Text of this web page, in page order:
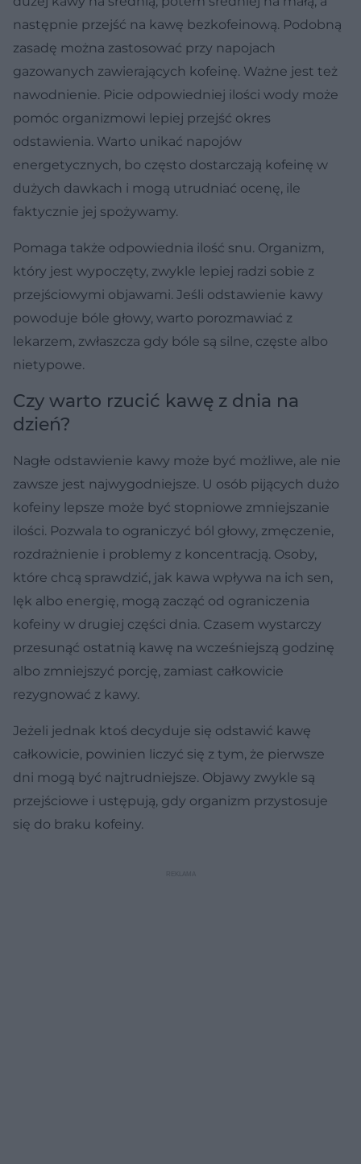
następnie przejść na kawę bezkofeinową. Podobną
zasadę można zastosować przy napojach
gazowanych zawierających kofeinę. Ważne jest też
nawodnienie. Picie odpowiedniej ilości wody może
pomóc organizmowi lepiej przejść okres
odstawienia. Warto unikać napojów
energetycznych, bo często dostarczają kofeinę w
dużych dawkach i mogą utrudniać ocenę, ile
faktycznie jej spożywamy.
Pomaga także odpowiednia ilość snu. Organizm,
który jest wypoczęty, zwykle lepiej radzi sobie z
przejściowymi objawami. Jeśli odstawienie kawy
powoduje bóle głowy, warto porozmawiać z
lekarzem, zwłaszcza gdy bóle są silne, częste albo
nietypowe.
Czy warto rzucić kawę z dnia na
dzień?
Nagłe odstawienie kawy może być możliwe, ale nie
zawsze jest najwygodniejsze. U osób pijących dużo
kofeiny lepsze może być stopniowe zmniejszanie
ilości. Pozwala to ograniczyć ból głowy, zmęczenie,
rozdrażnienie i problemy z koncentracją. Osoby,
które chcą sprawdzić, jak kawa wpływa na ich sen,
lęk albo energię, mogą zacząć od ograniczenia
kofeiny w drugiej części dnia. Czasem wystarczy
przesunąć ostatnią kawę na wcześniejszą godzinę
albo zmniejszyć porcję, zamiast całkowicie
rezygnować z kawy.
Jeżeli jednak ktoś decyduje się odstawić kawę
całkowicie, powinien liczyć się z tym, że pierwsze
dni mogą być najtrudniejsze. Objawy zwykle są
przejściowe i ustępują, gdy organizm przystosuje
się do braku kofeiny.